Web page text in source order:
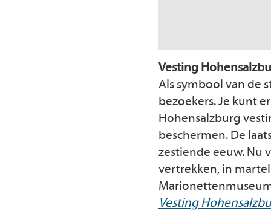
Vesting
Als symbool van de
bezoekers. Je kunt
Hohensalzburg
beschermen. De
zestiende eeuw. Nu
vertrekken, in
Vesting